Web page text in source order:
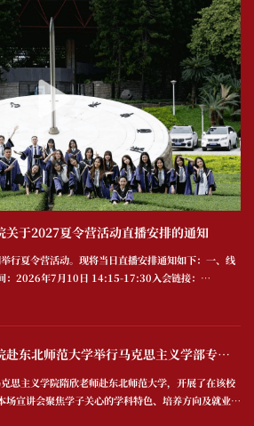
关于2027夏令营活动直播安排的通知
行夏令营活动。现将当日直播安排通知如下：一、线
：2026年7月10日 14:15-17:30入会链接：
请提前保存入会链接或会议号，确保准时观看；(2)
共同维护良好交流环境；(3) 如遇技术问题，请及时联
安排为丰富夏令营内容，...
深圳大学马克思主义学院赴东北师范大学举行马克思主义学部专场宣讲会（一）
思主义学院隋欣老师赴东北师范大学，开展了在该校
场宣讲会聚焦学子关心的学科特色、培养方向及就业前